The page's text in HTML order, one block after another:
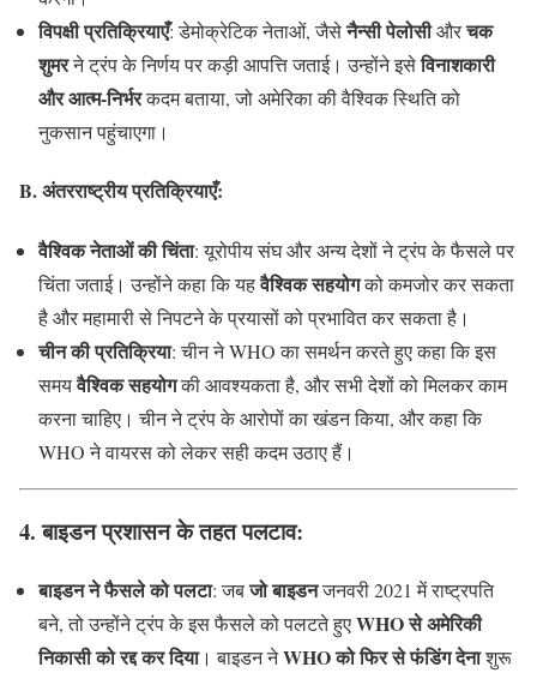
विपक्षी प्रतिक्रियाएँ: डेमोक्रेटिक नेताओं, जैसेनैन्सी पेलोसीऔरचक
शुमरने ट्रंप के निर्णय पर कड़ी आपत्ति जताई। उन्होंने इसेविनाशकारी
और आत्म-निर्भरकदम बताया, जो अमेरिका की वैश्विक स्थिति को
नुकसान पहुंचाएगा।
B. अंतरराष्ट्रीय प्रतिक्रियाएँ:
वैश्विक नेताओं की चिंता: यूरोपीय संघ और अन्य देशों ने ट्रंप के फैसले पर
चिंता जताई। उन्होंने कहा कि यहवैश्विक सहयोगको कमजोर कर सकता
है और महामारी से निपटने के प्रयासों को प्रभावित कर सकता है।
चीन की प्रतिक्रिया: चीन ने WHO का समर्थन करते हुए कहा कि इस
समयवैश्विक सहयोगकी आवश्यकता है, और सभी देशों को मिलकर काम
करना चाहिए। चीन ने ट्रंप के आरोपों का खंडन किया, और कहा कि
WHO ने वायरस को लेकर सही कदम उठाए हैं।
4. बाइडन प्रशासन के तहत पलटाव:
बाइडन ने फैसले को पलटा: जबजो बाइडनजनवरी 2021 में राष्ट्रपति
बने, तो उन्होंने ट्रंप के इस फैसले को पलटते हुएWHO से अमेरिकी
निकासी को रद्द कर दिया। बाइडन नेWHO को फिर से फंडिंग देनाशुरू